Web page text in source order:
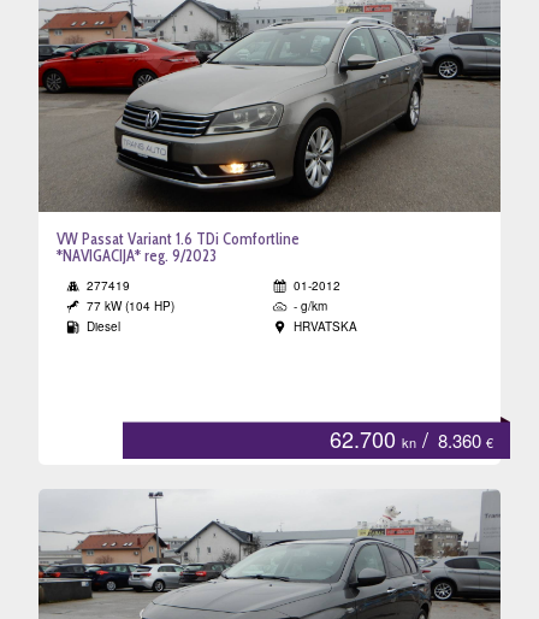
VW Passat Variant 1.6 TDi Comfortline
*NAVIGACIJA* reg. 9/2023
277419
01-2012
77 kW (104 HP)
- g/km
Diesel
HRVATSKA
62.700 kn / 8.360 €